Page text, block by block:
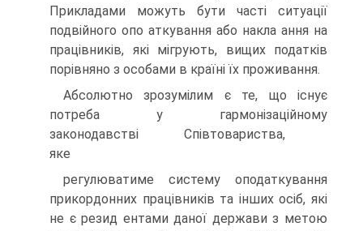
Прикладами можуть бути часті ситуації
подвійного опо аткування або накла ання на
працівників, які мігрують, вищих податків
порівняно з особами в країні їх проживання.
Абсолютно зрозумілим є те, що існує
потреба у гармонізаційному
законодавстві Співтовариства,
яке
регулюватиме систему оподаткування
прикордонних працівників та інших осіб, які
не є резид ентами даної держави з метою